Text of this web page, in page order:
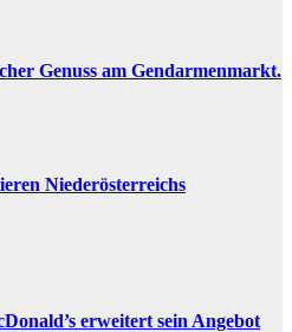
Genuss am Gendarmenmarkt.
Niederösterreichs
erweitert sein Angebot